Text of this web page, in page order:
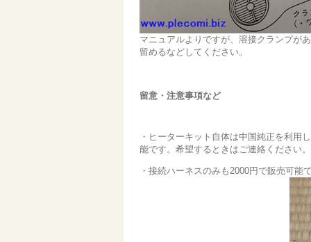
マニュアルよりですが、溶接クランプが
留めるなどしてください。
留意・注意事項など
・ヒーターキット自体は中国純正を利用
能です。希望するときはご連絡ください。
・接続ハーネスのみも2000円で販売可